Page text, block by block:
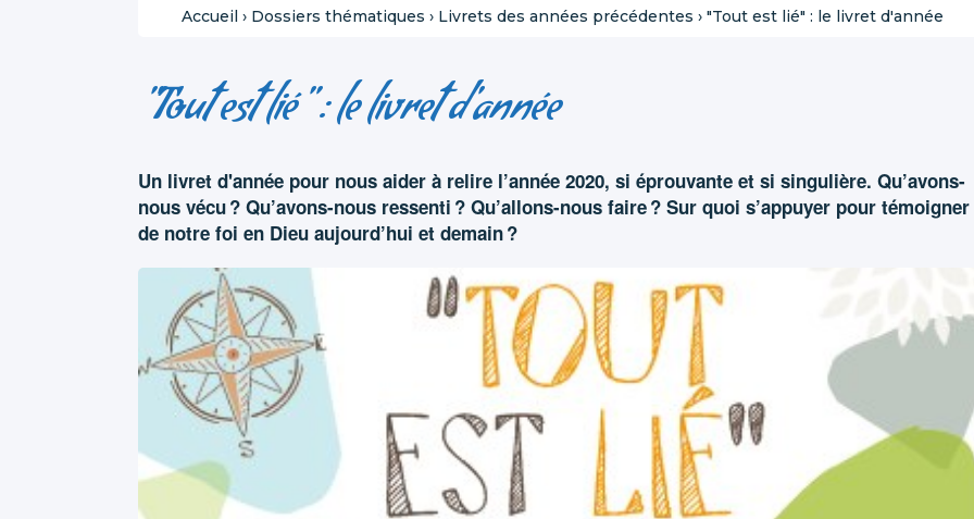
Accueil › Dossiers thématiques › Livrets des années précédentes › "Tout est lié" : le livret d'année
"Tout est lié" : le livret d'année
Un livret d'année pour nous aider à relire l’année 2020, si éprouvante et si singulière. Qu’avons-
nous vécu ? Qu’avons-nous ressenti ? Qu’allons-nous faire ? Sur quoi s’appuyer pour témoigner
de notre foi en Dieu aujourd’hui et demain ?